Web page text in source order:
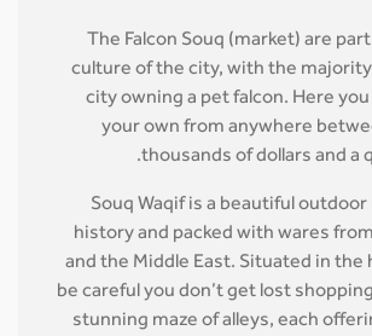
The Falcon Souq (market) are
culture of the city, with the
city owning a pet falcon. Here
your own from anywhere
thousands of dollars and
Souq Waqif is a beautiful
history and packed with wares
and the Middle East. Situated in
be careful you don’t get lost
stunning maze of alleys, each